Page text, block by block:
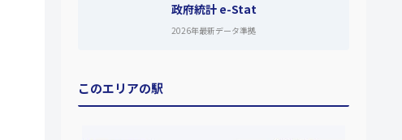
政府統計 e-Stat
2026年最新データ準拠
このエリアの駅